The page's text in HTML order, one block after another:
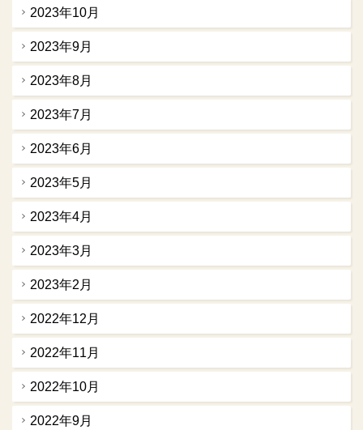
2023年10月
2023年9月
2023年8月
2023年7月
2023年6月
2023年5月
2023年4月
2023年3月
2023年2月
2022年12月
2022年11月
2022年10月
2022年9月